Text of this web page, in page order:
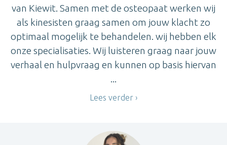
van Kiewit. Samen met de osteopaat werken wij
als kinesisten graag samen om jouw klacht zo
optimaal mogelijk te behandelen. wij hebben elk
onze specialisaties. Wij luisteren graag naar jouw
verhaal en hulpvraag en kunnen op basis hiervan
...
Lees verder